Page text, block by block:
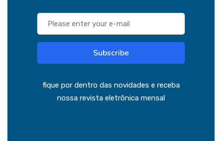
Subscribe
fique por dentro das novidades e receba
nossa revista eletrônica mensal